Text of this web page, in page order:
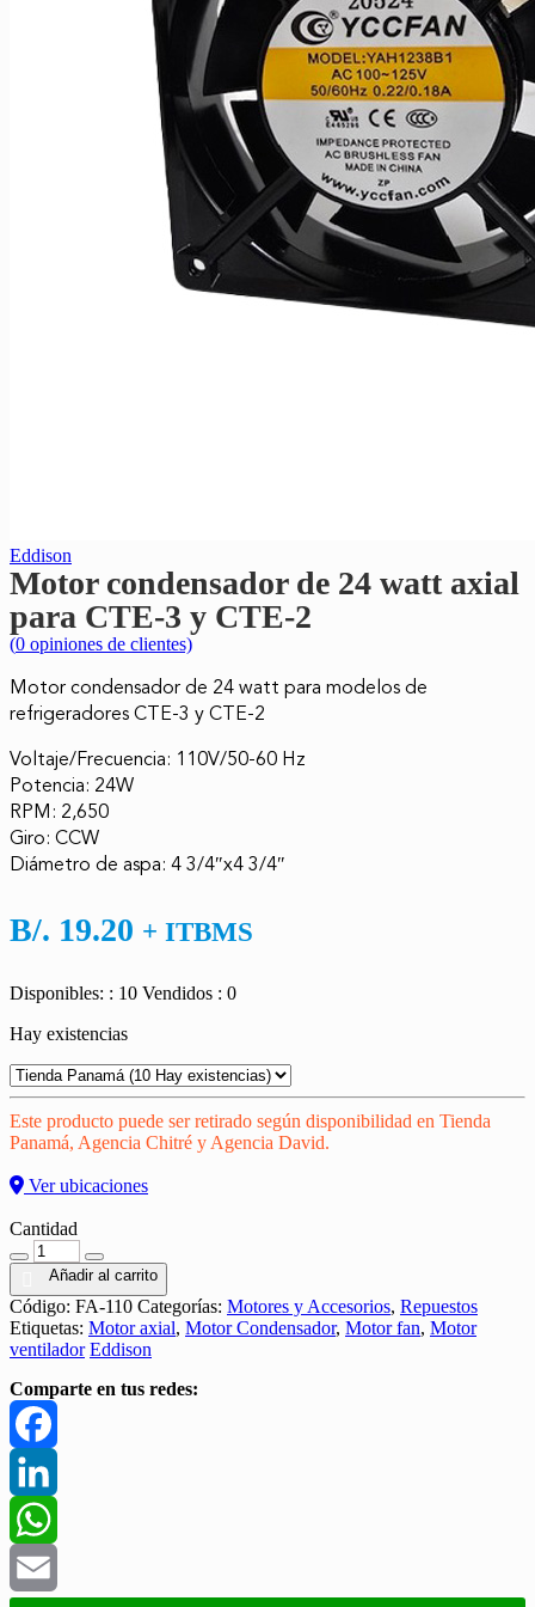
Eddison
Motor condensador de 24 watt axial
para CTE-3 y CTE-2
(0 opiniones de clientes)
Motor condensador de 24 watt para modelos de
refrigeradores CTE-3 y CTE-2
Voltaje/Frecuencia: 110V/50-60 Hz
Potencia: 24W
RPM: 2,650
Giro: CCW
Diámetro de aspa: 4 3/4″x4 3/4″
B/. 19.20 + ITBMS
Disponibles: : 10 Vendidos : 0
Hay existencias
Este producto puede ser retirado según disponibilidad en Tienda
Panamá, Agencia Chitré y Agencia David.
Ver ubicaciones
Cantidad
Añadir al carrito
Código: FA-110 Categorías: Motores y Accesorios, Repuestos
Etiquetas: Motor axial, Motor Condensador, Motor fan, Motor
ventilador Eddison
Comparte en tus redes:
Facebook
LinkedIn
WhatsApp